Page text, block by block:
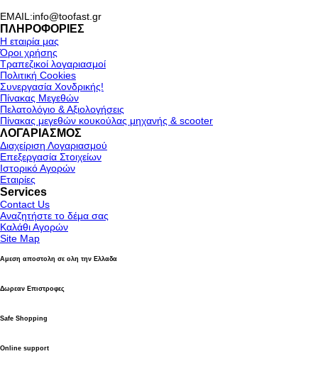
EMAIL:info@toofast.gr
ΠΛΗΡΟΦΟΡΙΕΣ
Η εταιρία μας
Όροι χρήσης
Τραπεζικοί λογαριασμοί
Πολιτική Cookies
Συνεργασία Χονδρικής!
Πίνακας Μεγεθών
Πελατολόγιο & Αξιολογήσεις
Πίνακας μεγεθών κουκούλας μηχανής & scooter
ΛΟΓΑΡΙΑΣΜΟΣ
Διαχείριση Λογαριασμού
Επεξεργασία Στοιχείων
Ιστορικό Αγορών
Εταιρίες
Services
Contact Us
Αναζητήστε το δέμα σας
Καλάθι Αγορών
Site Map
Αμεση αποστολη σε ολη την Ελλαδα
Δωρεαν Επιστροφες
Safe Shopping
Online support